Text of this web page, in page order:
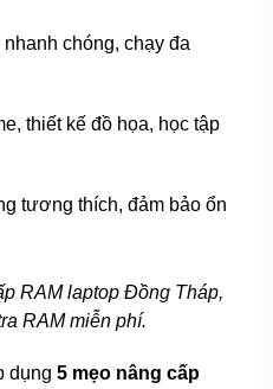
chóng, chạy đa
thiết kế đồ họa, học tập
tương thích, đảm bảo ổn
RAM laptop Đồng Tháp,
RAM miễn phí.
dụng 5 mẹo nâng cấp